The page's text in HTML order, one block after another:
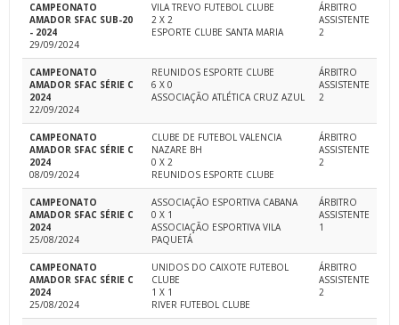
CAMPEONATO
AMADOR SFAC SUB-20
- 2024
29/09/2024
VILA TREVO FUTEBOL CLUBE
2 X 2
ESPORTE CLUBE SANTA MARIA
ÁRBITRO
ASSISTENTE
2
CAMPEONATO
AMADOR SFAC SÉRIE C
2024
22/09/2024
REUNIDOS ESPORTE CLUBE
6 X 0
ASSOCIAÇÃO ATLÉTICA CRUZ AZUL
ÁRBITRO
ASSISTENTE
2
CAMPEONATO
AMADOR SFAC SÉRIE C
2024
08/09/2024
CLUBE DE FUTEBOL VALENCIA
NAZARE BH
0 X 2
REUNIDOS ESPORTE CLUBE
ÁRBITRO
ASSISTENTE
2
CAMPEONATO
AMADOR SFAC SÉRIE C
2024
25/08/2024
ASSOCIAÇÃO ESPORTIVA CABANA
0 X 1
ASSOCIAÇÃO ESPORTIVA VILA
PAQUETÁ
ÁRBITRO
ASSISTENTE
1
CAMPEONATO
AMADOR SFAC SÉRIE C
2024
25/08/2024
UNIDOS DO CAIXOTE FUTEBOL
CLUBE
1 X 1
RIVER FUTEBOL CLUBE
ÁRBITRO
ASSISTENTE
2